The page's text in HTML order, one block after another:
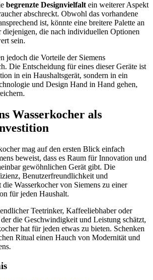
begrenzte Designvielfalt ein weiterer Aspekt
abschreckt. Obwohl das vorhandene
ist, könnte eine breitere Palette an
diejenigen, die nach individuellen Optionen
sein.
jedoch die Vorteile der Siemens
Die Entscheidung für eines dieser Geräte ist
in ein Haushaltsgerät, sondern in ein
und Design Hand in Hand gehen,
Wasserkocher als
mag auf den ersten Blick einfach
beweist, dass es Raum für Innovation und
gewöhnlichen Gerät gibt. Die
Benutzerfreundlichkeit und
Wasserkocher von Siemens zu einer
für jeden Haushalt.
Teetrinker, Kaffeeliebhaber oder
die Geschwindigkeit und Leistung schätzt,
hat für jeden etwas zu bieten. Schenken
Ritual einen Hauch von Modernität und